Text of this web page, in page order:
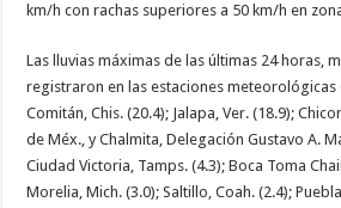
km/h con rachas superiores a 50 km/h en
Las lluvias máximas de las últimas 24 horas,
registraron en las estaciones meteorológicas
Comitán, Chis. (20.4); Jalapa, Ver. (18.9);
de Méx., y Chalmita, Delegación Gustavo A.
Ciudad Victoria, Tamps. (4.3); Boca Toma
Morelia, Mich. (3.0); Saltillo, Coah. (2.4);